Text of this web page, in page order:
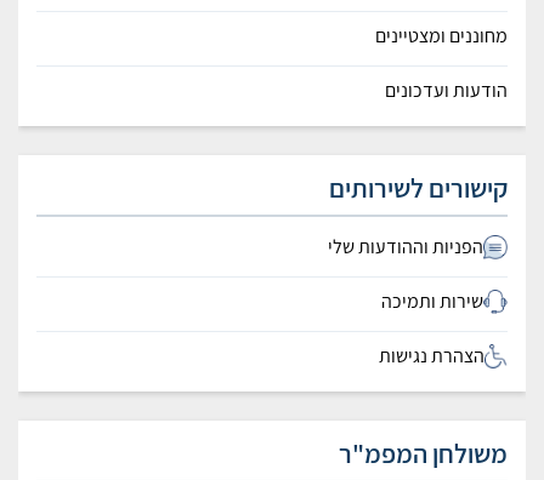
מחוננים ומצטיינים
הודעות ועדכונים
קישורים לשירותים
הפניות וההודעות שלי
שירות ותמיכה
הצהרת נגישות
משולחן המפמ"ר